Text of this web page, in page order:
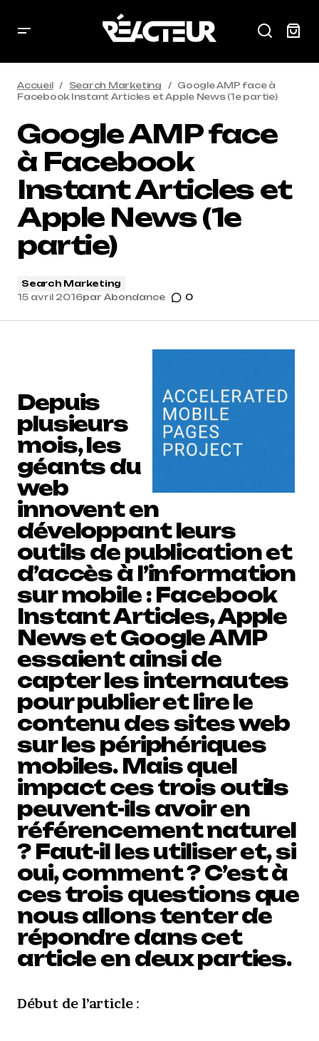
Accueil Search Marketing
Google AMP face à
Facebook Instant Articles et Apple News (1e partie)
Google AMP face
à Facebook
Instant Articles et
Apple News (1e
partie)
Search Marketing
15 avril 2016par Abondance 0
Depuis
plusieurs
mois, les
géants du
web
innovent en
développant leurs
outils de publication et
d’accès à l’information
sur mobile : Facebook
Instant Articles, Apple
News et Google AMP
essaient ainsi de
capter les internautes
pour publier et lire le
contenu des sites web
sur les périphériques
mobiles. Mais quel
impact ces trois outils
peuvent-ils avoir en
référencement naturel
? Faut-il les utiliser et, si
oui, comment ? C’est à
ces trois questions que
nous allons tenter de
répondre dans cet
article en deux parties.
Début de l’article :